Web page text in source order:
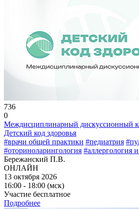
736
0
Междисциплинарный дискуссионный
Детский код здоровья
#врачи общей практики #педиатрия
#оториноларингология #аллергология
Бережанский П.В.
ОНЛАЙН
13 октября 2026
16:00 - 18:00 (мск)
Участие бесплатное
Подробнее